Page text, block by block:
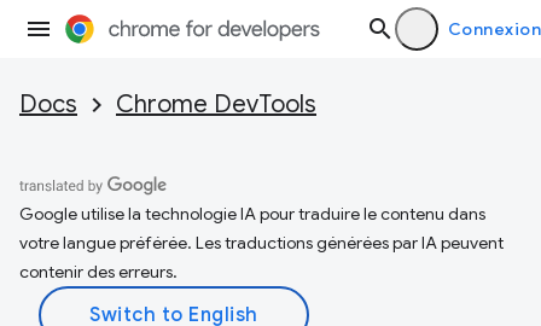
Connexion
Docs Chrome DevTools
Google utilise la technologie IA pour traduire le contenu dans
votre langue préférée. Les traductions générées par IA peuvent
contenir des erreurs.